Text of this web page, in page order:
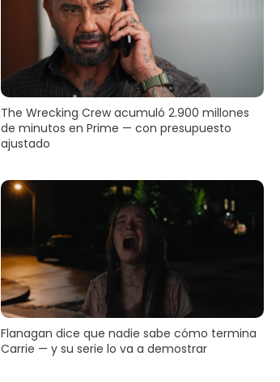
The Wrecking Crew acumuló 2.900 millones
de minutos en Prime — con presupuesto
ajustado
Flanagan dice que nadie sabe cómo termina
Carrie — y su serie lo va a demostrar